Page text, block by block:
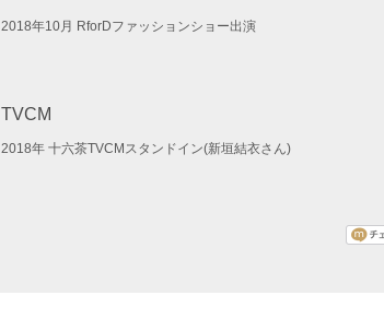
2018年10月 RforDファッションショー出演
TVCM
2018年 十六茶TVCMスタンドイン(新垣結衣さん)